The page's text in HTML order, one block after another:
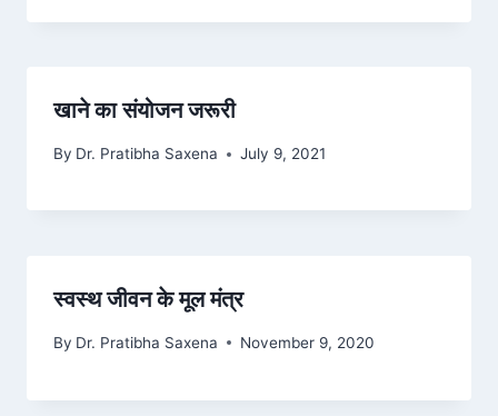
खाने का संयोजन जरूरी
By Dr. Pratibha Saxena July 9, 2021
स्वस्थ जीवन के मूल मंत्र
By Dr. Pratibha Saxena November 9, 2020